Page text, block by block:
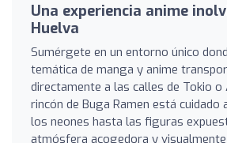
Una experiencia anime
Huelva
Sumérgete en un entorno único
temática de manga y anime
directamente a las calles de Tokio o
rincón de Buga Ramen está cuidado
los neones hasta las figuras
atmósfera acogedora y